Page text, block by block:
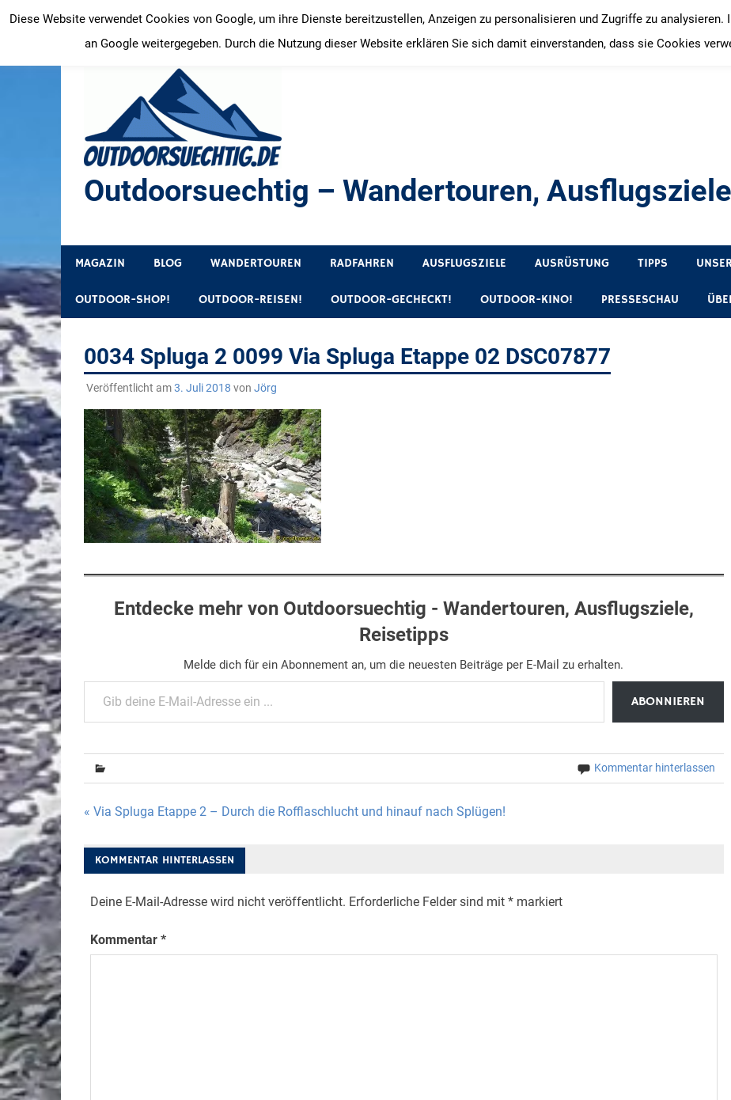
Inhalt
springen
Outdoorsuechtig – Wandertouren,
MAGAZIN BLOG WANDERTOUREN RADFAHREN AUSFLUGSZIELE AUSRÜSTUNG TIPPS
OUTDOOR-SHOP! OUTDOOR-REISEN! OUTDOOR-GECHECKT! OUTDOOR-KINO! PRESSESCHAU
0034 Spluga 2 0099 Via Spluga Etappe 02 DSC07877
Veröffentlicht am3. Juli 2018 von Jörg
Entdecke mehr von Outdoorsuechtig - Wandertouren, Ausflugsziele,
Reisetipps
Melde dich für ein Abonnement an, um die neuesten Beiträge per E-Mail zu erhalten.
Gib deine E-Mail-Adresse ein ...
ABONNIEREN
Kommentar hinterlassen
Beitragsnavigation
« Via Spluga Etappe 2 – Durch die Rofflaschlucht und hinauf nach Splügen!
KOMMENTAR HINTERLASSEN
Deine E-Mail-Adresse wird nicht veröffentlicht. Erforderliche Felder sind mit *markiert
Kommentar *
Diese Website verwendet Cookies von Google, um ihre Dienste bereitzustellen, Anzeigen zu personalisieren und Zugriffe zu
an Google weitergegeben. Durch die Nutzung dieser Website erklären Sie sich damit einverstanden, dass sie Cookies